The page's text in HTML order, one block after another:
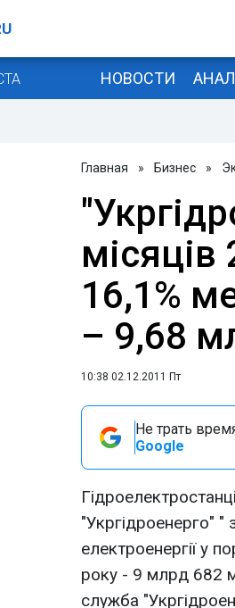
НОВОСТИ
Главная » Бизнес »
16,1%
– 9,68
10:38 02.12.2011 Пт
Не трать
Google
"Укргідроенерго"
електроенергії у
року - 9 млрд 682
служба